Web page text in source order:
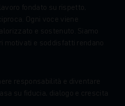
fondato su rispetto,
Ogni voce viene
e sostenuto. Siamo
e soddisfatti rendano
responsabilità e diventare
su fiducia, dialogo e crescita